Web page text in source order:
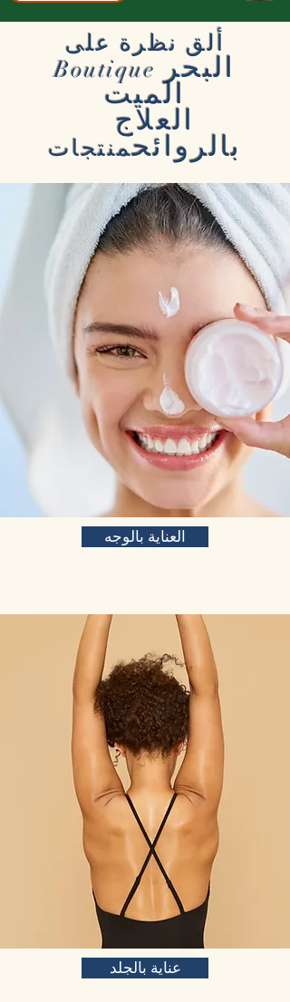
ألق نظرة على
Boutique
البحر
الميت
بالروائحمنتجات
العناية بالوجه
عناية بالجلد